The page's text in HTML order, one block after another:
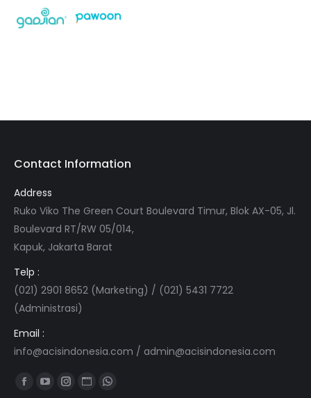
Contact Information
Address
Ruko Viko The Green Court Boulevard Timur, Blok AX-05, Jl.
Boulevard RT/RW 05/014,
Kapuk, Jakarta Barat
Telp :
(021) 2901 8652 (Marketing) / (021) 5431 7722
(Administrasi)
Email :
info@acisindonesia.com / admin@acisindonesia.com
Find us on:
FacebookYouTube
Instagram
WebsiteWhatsapp